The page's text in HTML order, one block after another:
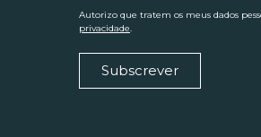
Autorizo que tratem os meus dados
privacidade.
Subscrever